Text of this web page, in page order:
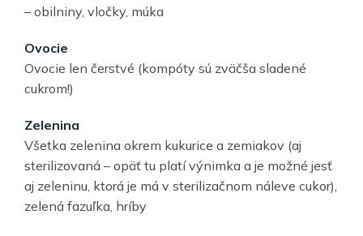
– obilniny, vločky, múka
Ovocie
Ovocie len čerstvé (kompóty sú zväčša sladené
cukrom!)
Zelenina
Všetka zelenina okrem kukurice a zemiakov (aj
sterilizovaná – opäť tu platí výnimka a je možné jesť
aj zeleninu, ktorá je má v sterilizačnom náleve cukor),
zelená fazuľka, hríby